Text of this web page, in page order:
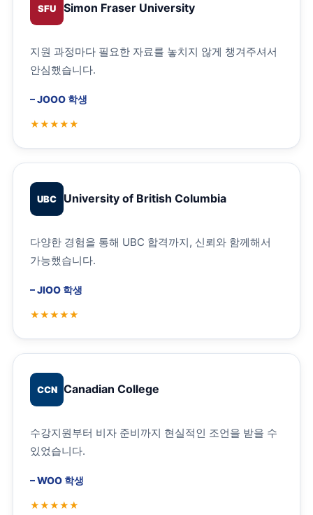
SFU Simon Fraser University
지원 과정마다 필요한 자료를 놓치지 않게 챙겨주셔서
안심했습니다.
–JOOO 학생
UBC University of British Columbia
다양한 경험을 통해 UBC 합격까지, 신뢰와 함께해서
가능했습니다.
–JIOO 학생
CCN Canadian College
수강지원부터 비자 준비까지 현실적인 조언을 받을 수
있었습니다.
–WOO 학생